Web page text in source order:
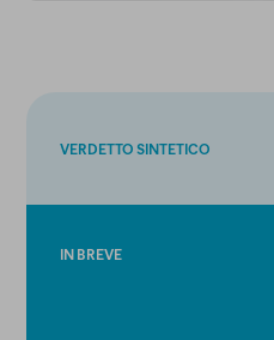
VERDETTO SINTETICO
IN BREVE